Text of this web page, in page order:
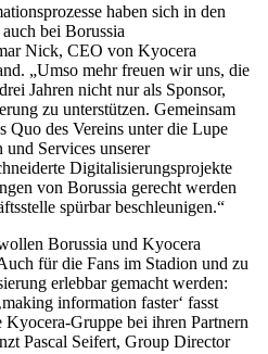
haben sich in den
bei Borussia
Nick, CEO von Kyocera
„Umso mehr freuen wir uns, die
Jahren nicht nur als Sponsor,
zu unterstützen. Gemeinsam
Quo des Vereins unter die Lupe
Services unserer
Digitalisierungsprojekte
von Borussia gerecht werden
spürbar beschleunigen.“
Borussia und Kyocera
für die Fans im Stadion und zu
erlebbar gemacht werden:
information faster‘ fasst
Gruppe bei ihren Partnern
Pascal Seifert, Group Director